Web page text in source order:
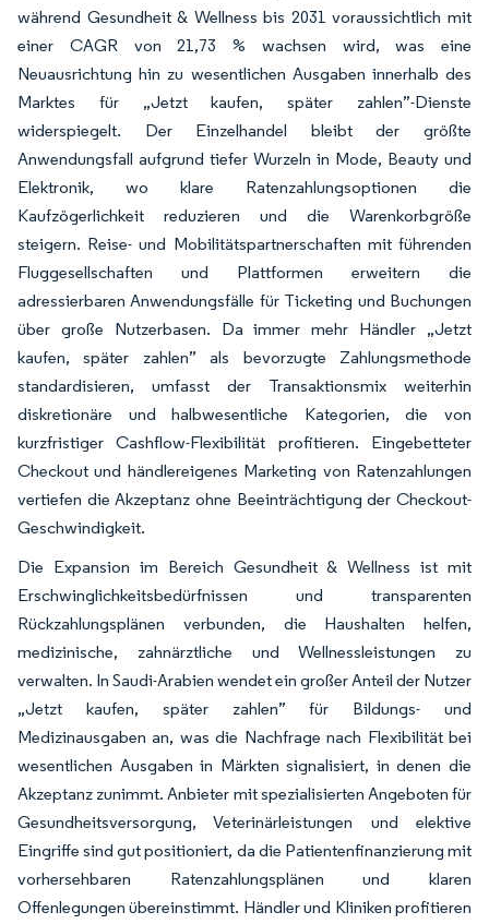
während Gesundheit & Wellness bis 2031 voraussichtlich mit
einer CAGR von 21,73 % wachsen wird, was eine
Neuausrichtung hin zu wesentlichen Ausgaben innerhalb des
Marktes für „Jetzt kaufen, später zahlen”-Dienste
widerspiegelt. Der Einzelhandel bleibt der größte
Anwendungsfall aufgrund tiefer Wurzeln in Mode, Beauty und
Elektronik, wo klare Ratenzahlungsoptionen die
Kaufzögerlichkeit reduzieren und die Warenkorbgröße
steigern. Reise- und Mobilitätspartnerschaften mit führenden
Fluggesellschaften und Plattformen erweitern die
adressierbaren Anwendungsfälle für Ticketing und Buchungen
über große Nutzerbasen. Da immer mehr Händler „Jetzt
kaufen, später zahlen” als bevorzugte Zahlungsmethode
standardisieren, umfasst der Transaktionsmix weiterhin
diskretionäre und halbwesentliche Kategorien, die von
kurzfristiger Cashflow-Flexibilität profitieren. Eingebetteter
Checkout und händlereigenes Marketing von Ratenzahlungen
vertiefen die Akzeptanz ohne Beeinträchtigung der Checkout-
Geschwindigkeit.
Die Expansion im Bereich Gesundheit & Wellness ist mit
Erschwinglichkeitsbedürfnissen und transparenten
Rückzahlungsplänen verbunden, die Haushalten helfen,
medizinische, zahnärztliche und Wellnessleistungen zu
verwalten. In Saudi-Arabien wendet ein großer Anteil der Nutzer
„Jetzt kaufen, später zahlen” für Bildungs- und
Medizinausgaben an, was die Nachfrage nach Flexibilität bei
wesentlichen Ausgaben in Märkten signalisiert, in denen die
Akzeptanz zunimmt. Anbieter mit spezialisierten Angeboten für
Gesundheitsversorgung, Veterinärleistungen und elektive
Eingriffe sind gut positioniert, da die Patientenfinanzierung mit
vorhersehbaren Ratenzahlungsplänen und klaren
Offenlegungen übereinstimmt. Händler und Kliniken profitieren